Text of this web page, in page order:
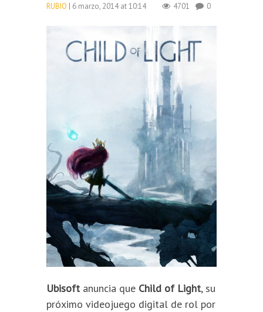
RUBIO | 6 marzo, 2014 at 10:14 4701 0
Ubisoft anuncia que Child of Light, su
próximo videojuego digital de rol por